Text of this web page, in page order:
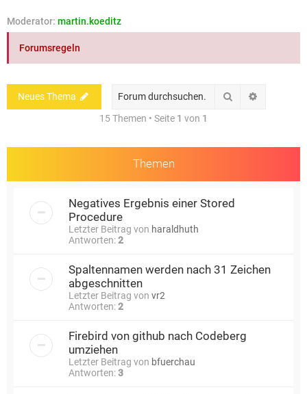
Moderator: martin.koeditz
Forumsregeln
Neues Thema Suche
15 Themen • Seite 1 von 1
Themen
Negatives Ergebnis einer Stored
Procedure
Letzter Beitrag von haraldhuth
Antworten:2
Spaltennamen werden nach 31 Zeichen
abgeschnitten
Letzter Beitrag von vr2
Antworten:2
Firebird von github nach Codeberg
umziehen
Letzter Beitrag von bfuerchau
Antworten:3